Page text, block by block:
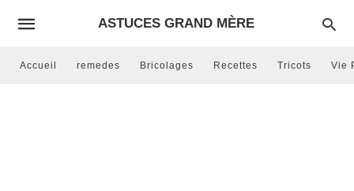
ASTUCES GRAND MÈRE
Accueil remedes Bricolages Recettes Tricots Vie